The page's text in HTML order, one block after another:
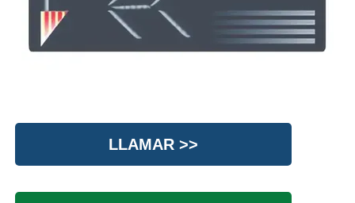
LLAMAR >>